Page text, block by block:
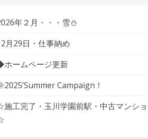
年２月・・・雪⛄
月29日・仕事納め
ームページ更新
Campaign！
工完了・玉川学園前駅・中古マンシ